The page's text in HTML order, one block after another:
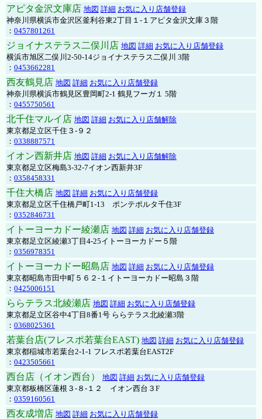
アピタ金沢文庫店 地図 詳細 お気に入り店舗登録
神奈川県横浜市金沢区釜利谷東2丁目１-１アピタ金沢文庫３階
： 0457801261
ジョイナステラス二俣川店 地図 詳細 お気に入り店舗登録
横浜市旭区二俣川2-50-14ジョイナステラス二俣川 3階
： 0453662281
西友鶴見店 地図 詳細 お気に入り店舗登録
神奈川県横浜市鶴見区豊岡町2-1 鶴見フーガ１ 5階
： 0455750561
北千住マルイ店 地図 詳細 お気に入り店舗解除
東京都足立区千住３-９２
： 0338887571
イオン西新井店 地図 詳細 お気に入り店舗解除
東京都足立区梅島3-32-7イオン西新井3F
： 0358458331
千住大橋店 地図 詳細 お気に入り店舗登録
東京都足立区千住橋戸町1-13 ポンテポルタ千住3F
： 0352846731
イトーヨーカドー綾瀬店 地図 詳細 お気に入り店舗登録
東京都足立区綾瀬3丁目4-25イトーヨーカドー５階
： 0356978351
イトーヨーカドー昭島店 地図 詳細 お気に入り店舗登録
東京都昭島市田中町５６２-１イトーヨーカドー昭島３階
： 0425006151
ららテラス北綾瀬店 地図 詳細 お気に入り店舗登録
東京都足立区谷中4丁目8番1号 ららテラス北綾瀬3階
： 0368025361
若葉台店(フレスポ若葉台EAST) 地図 詳細 お気に入り店舗登録
東京都稲城市若葉台2-1-1 フレスポ若葉台EAST2F
： 0423505661
西台店（イオン西台） 地図 詳細 お気に入り店舗登録
東京都板橋区蓮根３-８-１２ イオン西台３F
： 0359160561
西友成増店 地図 詳細 お気に入り店舗登録